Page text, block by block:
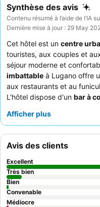
Synthèse des avis
Contenu résumé à l’aide de l’IA
Dernière mise à jour : 29 May
Cet hôtel est un centre
touristes, aux couples et
séjour moderne et
imbattable à Lugano offre
aux restaurants et au
L'hôtel dispose d'un bar à
innovants. Les clients ne
qualité, ainsi que les plats
une vue optimale, pensez à
étage élevé.
Afficher plus
Avis des clients
Excellent
Très bien
Bien
Convenable
Médiocre